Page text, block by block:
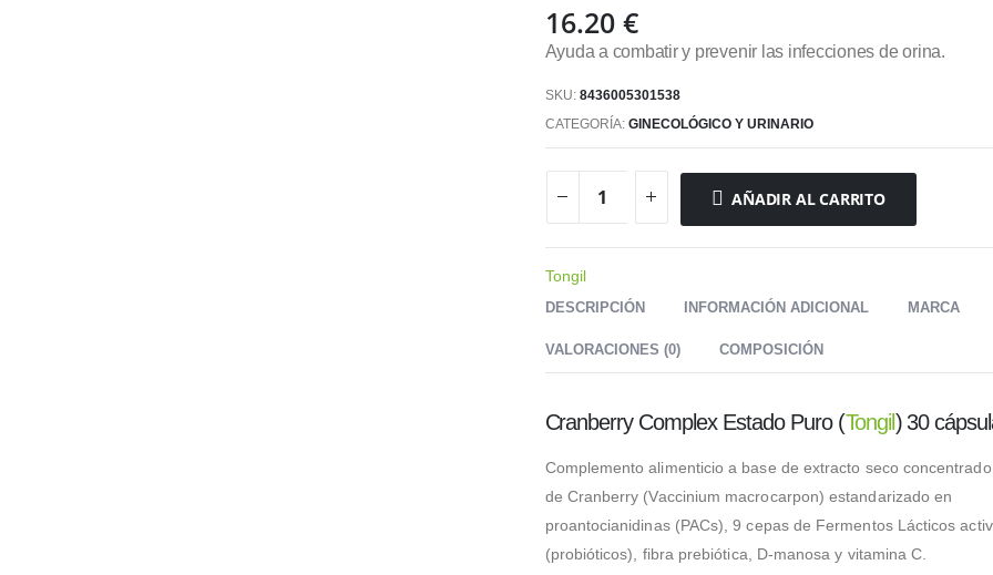
16.20 €
Ayuda a combatir y prevenir las infecciones de orina.
SKU: 8436005301538
CATEGORÍA: GINECOLÓGICO Y URINARIO
AÑADIR AL CARRITO
Tongil
DESCRIPCIÓN INFORMACIÓN ADICIONAL MARCA
VALORACIONES (0) COMPOSICIÓN
Cranberry Complex Estado Puro (Tongil) 30
Complemento alimenticio a base de extracto seco
de Cranberry (Vaccinium macrocarpon) estandarizado en
proantocianidinas (PACs), 9 cepas de Fermentos Lácticos
(probióticos), fibra prebiótica, D-manosa y vitamina C.